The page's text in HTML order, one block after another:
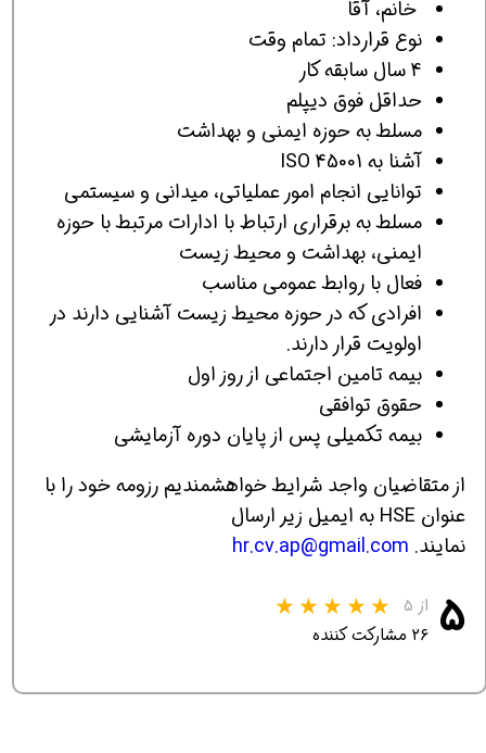
خانم، آقا
نوع قرارداد: تمام وقت
4 سال سابقه کار
حداقل فوق دیپلم
مسلط به حوزه ایمنی و بهداشت
آشنا به 45001 ISO
توانایی انجام امور عملیاتی، میدانی و سیستمی
مسلط به برقراری ارتباط با ادارات مرتبط با حوزه
ایمنی، بهداشت و محیط زیست
فعال با روابط عمومی مناسب
افرادی که در حوزه محیط زیست آشنایی دارند در
اولویت قرار دارند.
بیمه تامین اجتماعی از روز اول
حقوق توافقی
بیمه تکمیلی پس از پایان دوره آزمایشی
از متقاضیان واجد شرایط خواهشمندیم رزومه خود را با
عنوان HSE به ایمیل زیر ارسال
نمایند. hr.cv.ap@gmail.com
۵ از ۵
۲۶ مشارکت کننده